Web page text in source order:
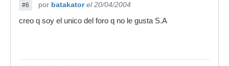
#6 por batakator el 20/04/2004
creo q soy el unico del foro q no le gusta S.A